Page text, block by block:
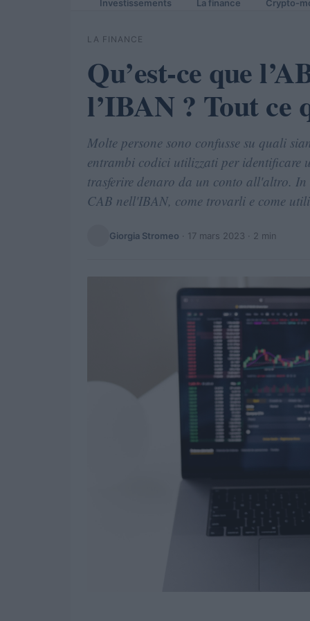
Investissements La finance Crypto-
LA FINANCE
Qu’est-ce que
l’IBAN ? Tout ce
Molte persone sono confusse su quali
entrambi codici utilizzati per identificare
trasferire denaro da un conto all'altro.
CAB nell'IBAN, come trovarli e come
Giorgia Stromeo · 17 mars 2023 · 2 min